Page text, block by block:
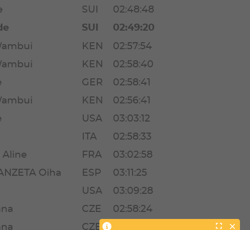
SUI
02:48:48
SUI
02:49:20
KEN
02:57:54
KEN
02:58:40
GER
02:58:41
KEN
02:56:41
USA
03:03:12
ITA
02:58:33
Aline FRA
03:02:58
Oiha ESP
03:11:25
USA
03:09:28
CZE
02:58:24
CZE